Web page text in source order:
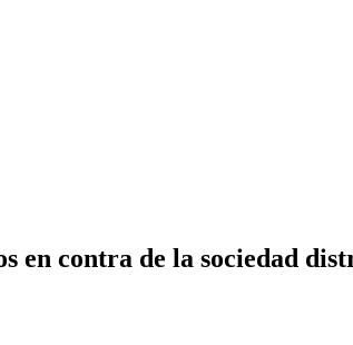
en contra de la sociedad